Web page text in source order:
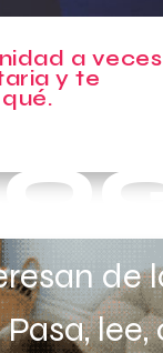
de
a veces
y te